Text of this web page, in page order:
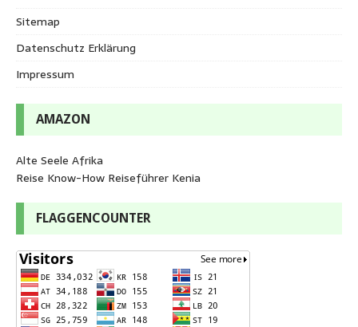
Sitemap
Datenschutz Erklärung
Impressum
AMAZON
Alte Seele Afrika
Reise Know-How Reiseführer Kenia
FLAGGENCOUNTER